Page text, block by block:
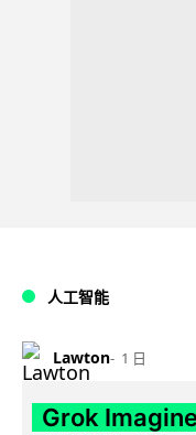
人工智能
Lawton 1 日
Grok